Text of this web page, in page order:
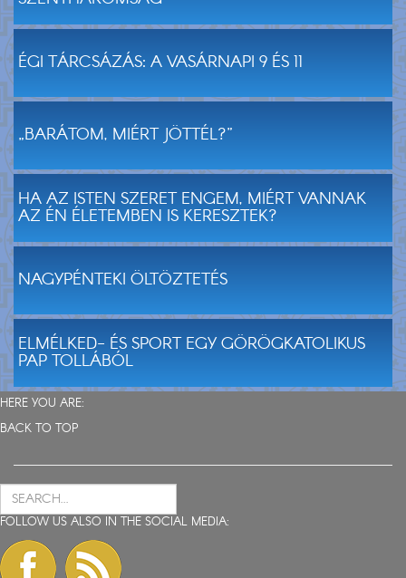
ÉGI TÁRCSÁZÁS: A VASÁRNAPI 9 ÉS 11
„BARÁTOM, MIÉRT JÖTTÉL?”
HA AZ ISTEN SZERET ENGEM, MIÉRT VANNAK
AZ ÉN ÉLETEMBEN IS KERESZTEK?
NAGYPÉNTEKI ÖLTÖZTETÉS
ELMÉLKED- ÉS SPORT EGY GÖRÖGKATOLIKUS
PAP TOLLÁBÓL
HERE YOU ARE:
BACK TO TOP
FOLLOW US ALSO IN THE SOCIAL MEDIA: